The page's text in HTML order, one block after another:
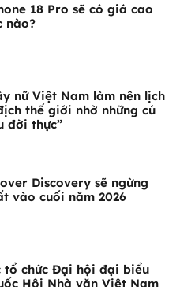
18 Pro sẽ có giá cao
nào?
nữ Việt Nam làm nên lịch
thế giới nhờ những cú
đời thực”
Discovery sẽ ngừng
vào cuối năm 2026
tổ chức Đại hội đại biểu
Hội Nhà văn Việt Nam